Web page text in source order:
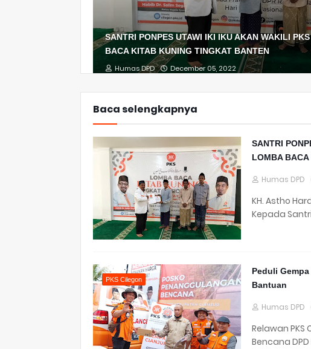
SANTRI PONPES UTAWI IKI IKU AKAN WAKILI
BACA KITAB KUNING TINGKAT BANTEN
Humas DPD
December 05, 2022
Baca selengkapnya
SANTRI
LOMBA
Humas DPD
KH. Astho
Kepada
PKS Cilegon
Peduli
Bantuan
Humas DPD
Relawan
Bencana